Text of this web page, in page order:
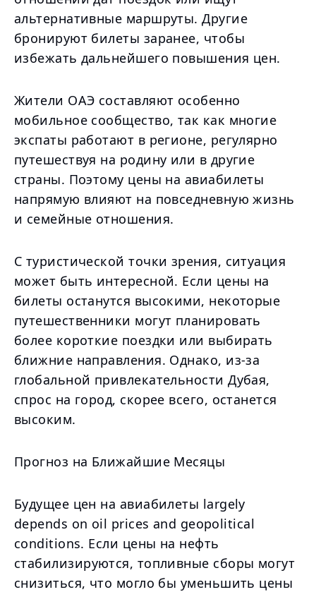
альтернативные маршруты. Другие
бронируют билеты заранее, чтобы
избежать дальнейшего повышения цен.
Жители ОАЭ составляют особенно
мобильное сообщество, так как многие
экспаты работают в регионе, регулярно
путешествуя на родину или в другие
страны. Поэтому цены на авиабилеты
напрямую влияют на повседневную жизнь
и семейные отношения.
С туристической точки зрения, ситуация
может быть интересной. Если цены на
билеты останутся высокими, некоторые
путешественники могут планировать
более короткие поездки или выбирать
ближние направления. Однако, из-за
глобальной привлекательности Дубая,
спрос на город, скорее всего, останется
высоким.
Прогноз на Ближайшие Месяцы
Будущее цен на авиабилеты largely
depends on oil prices and geopolitical
conditions. Если цены на нефть
стабилизируются, топливные сборы могут
снизиться, что могло бы уменьшить цены